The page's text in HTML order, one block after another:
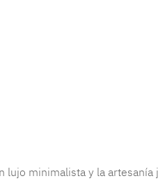
lujo minimalista y la artesanía